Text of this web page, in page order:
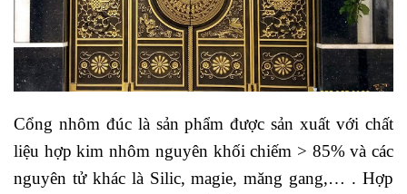
Cổng nhôm đúc là sản phẩm được sản xuất với chất
liệu hợp kim nhôm nguyên khối chiếm > 85% và các
nguyên tử khác là Silic, magie, măng gang,… . Hợp